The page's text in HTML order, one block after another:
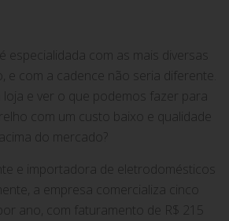
especialidada com as mais diversas
e com a cadence não seria diferente.
loja e ver o que podemos fazer para
com um custo baixo e qualidade
acima do mercado?
e importadora de eletrodomésticos
a empresa comercializa cinco
ano, com faturamento de R$ 215